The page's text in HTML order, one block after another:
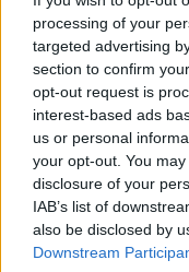
processing of your
targeted advertising
section to confirm
opt-out request is
interest-based ads
us or personal
your opt-out. You
disclosure of your
IAB’s list of
also be disclosed by
Downstream
Πώς
επικουρικές
Οι νέες
αποχωρούν το
ευρώ μικτά, τόσο
Δημοσίου όσο και